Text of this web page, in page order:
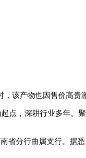
该产物也因售价高贵
，深耕行业多年。
分行曲属支行。据